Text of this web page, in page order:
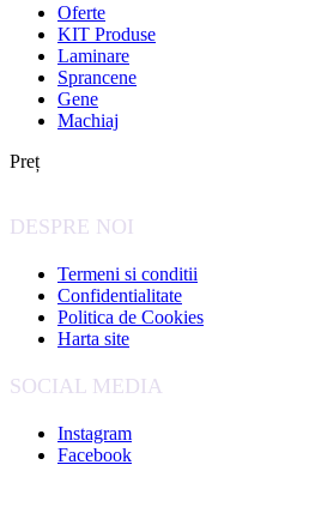
Oferte
KIT Produse
Laminare
Sprancene
Gene
Machiaj
Preț
DESPRE NOI
Termeni si conditii
Confidentialitate
Politica de Cookies
Harta site
SOCIAL MEDIA
Instagram
Facebook